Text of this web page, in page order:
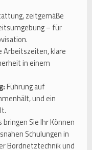
zeitgemäße
– für
Arbeitszeiten, klare
in einem
Führung auf
und ein
bringen Sie Ihr Können
Schulungen in
Bordnetztechnik und